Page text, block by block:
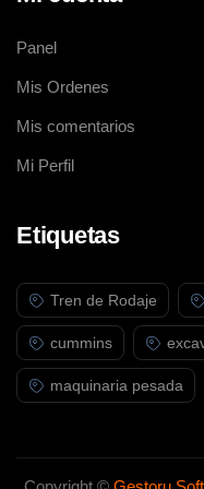
Panel
Mis Ordenes
Mis comentarios
Mi Perfil
Etiquetas
Tren de Rodaje
cummins
maquinaria pesada